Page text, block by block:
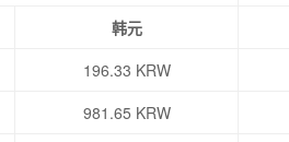
韩元
196.33 KRW
981.65 KRW